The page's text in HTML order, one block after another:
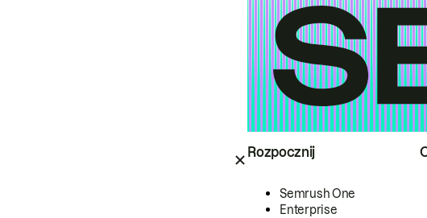
Rozpocznij
Semrush One
Enterprise